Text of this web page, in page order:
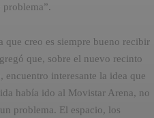
que creo es siempre bueno recibir
que, sobre el nuevo recinto
encuentro interesante la idea que
había ido al Movistar Arena, no
problema. El espacio, los